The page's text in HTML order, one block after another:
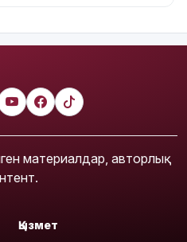
материалдар, авторлық
Қызмет